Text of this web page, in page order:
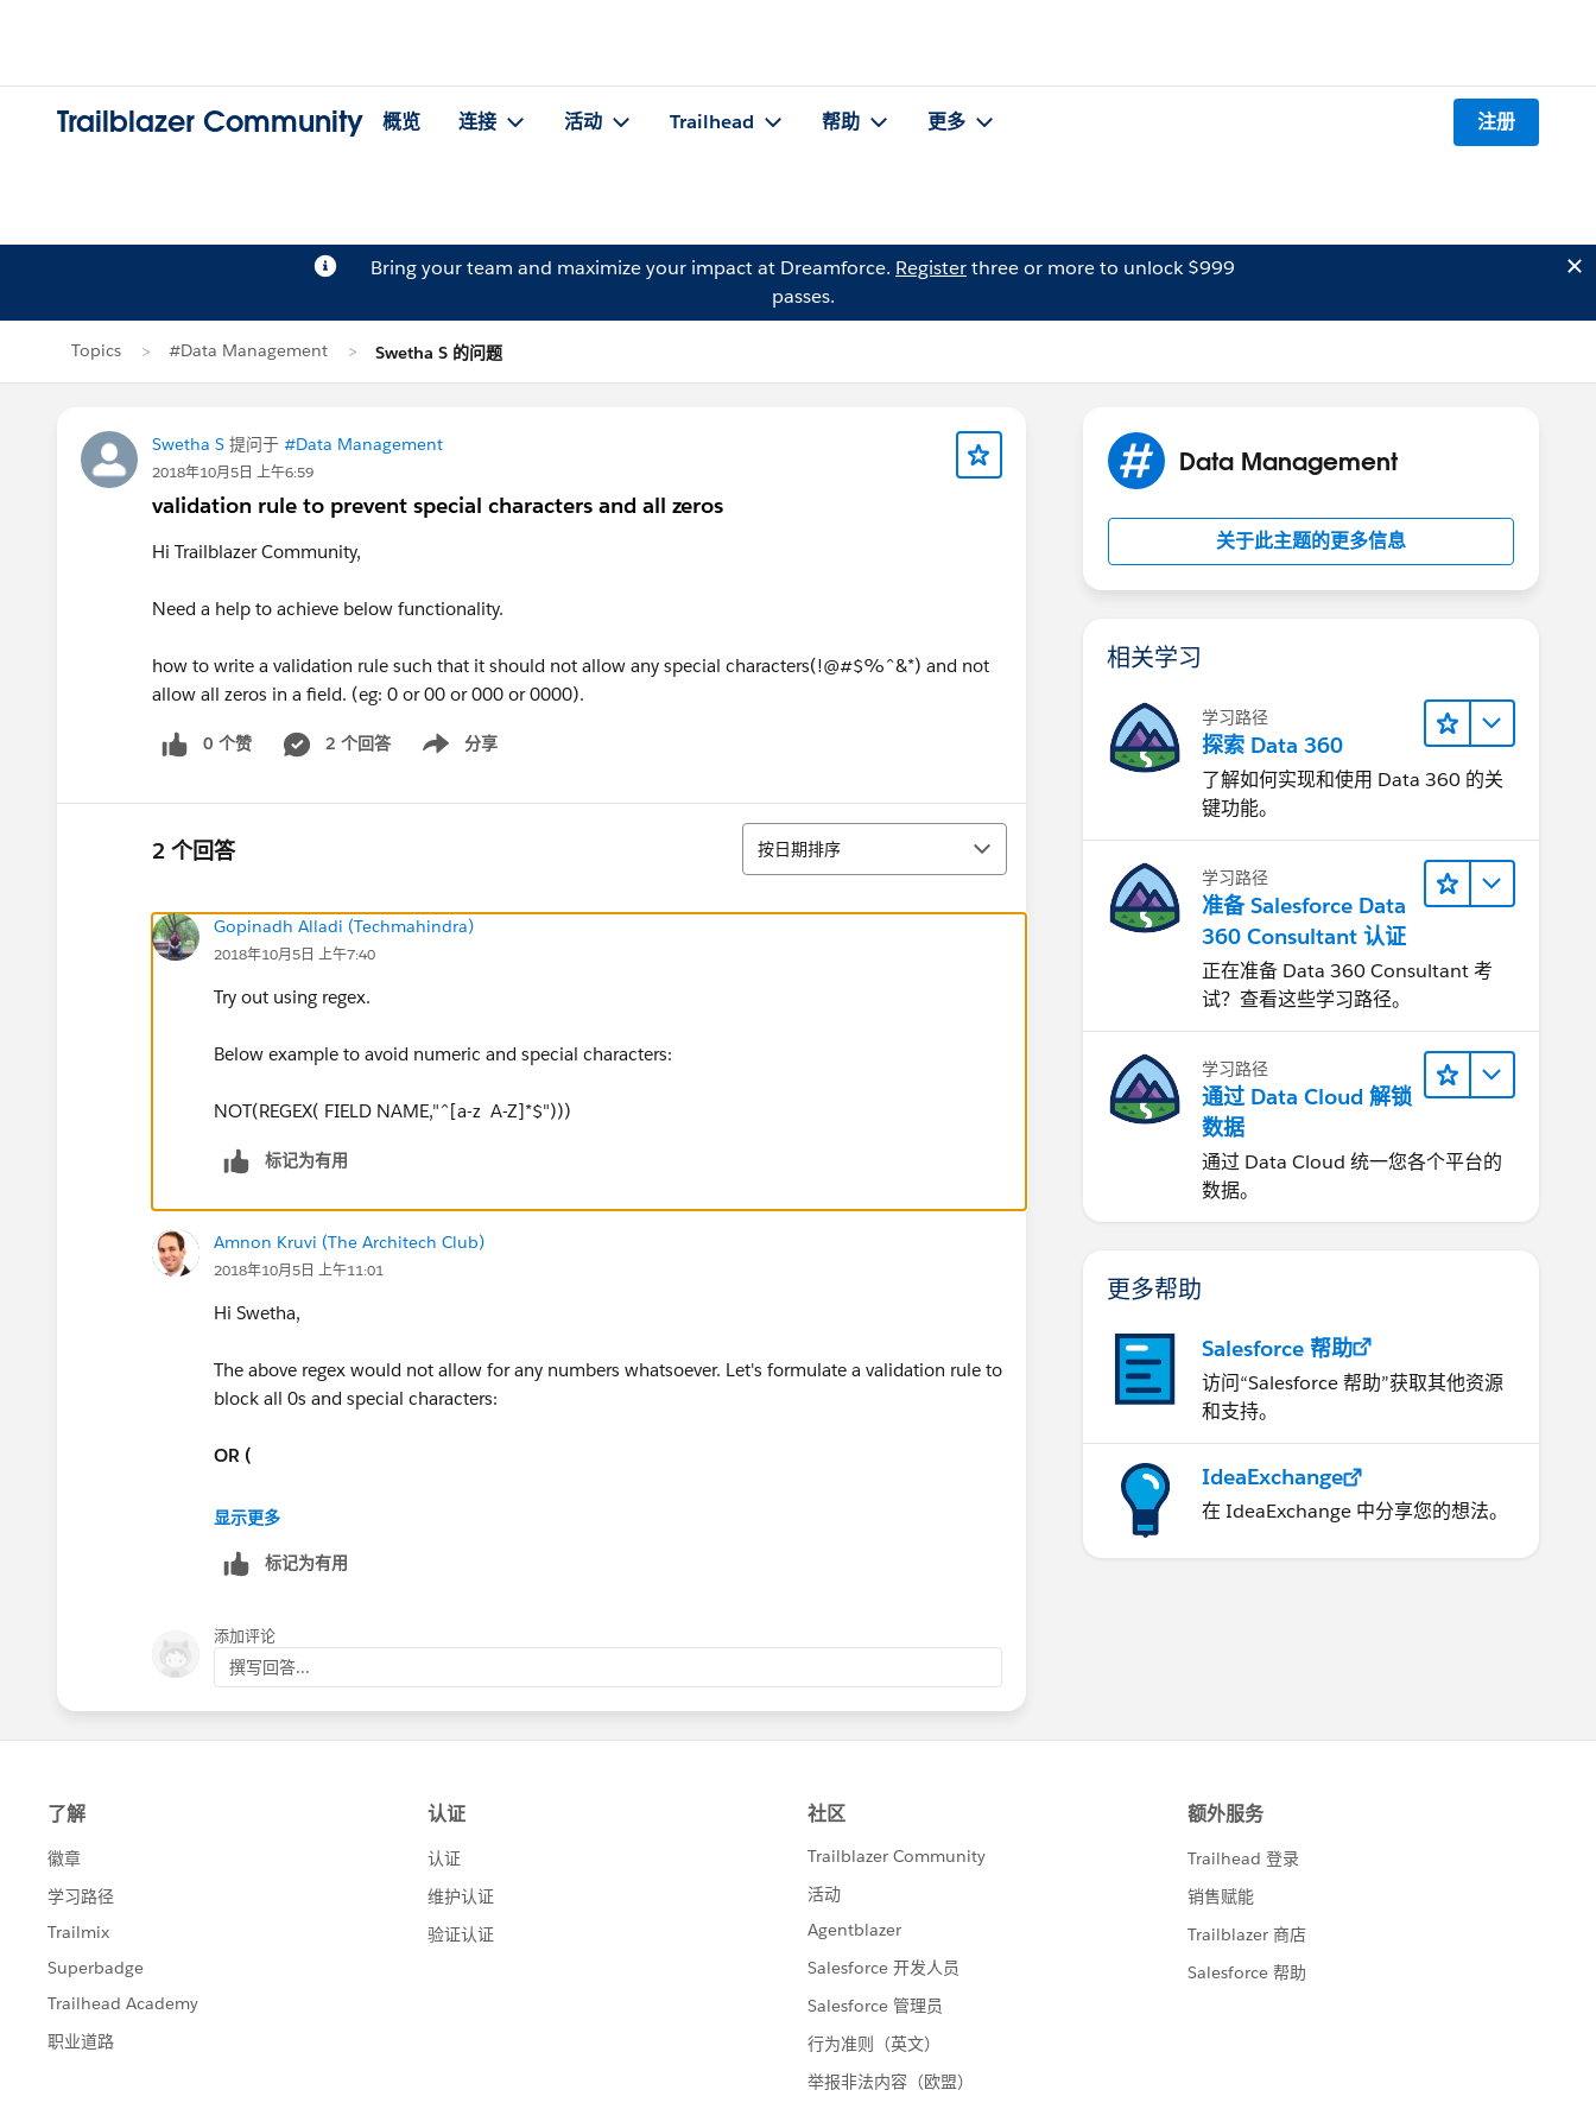
Trailblazer Community 概览 连接 活动 Trailhead 帮助 更多 注册
Bring your team and maximize your impact at Dreamforce. Registerthree or more to unlock $999
passes.
Topics #Data Management Swetha S 的问题
Swetha S 提问于 #Data Management
2018年10月5日 上午6:59
validation rule to prevent special characters and all zeros
Hi Trailblazer Community,
Need a help to achieve below functionality.
how to write a validation rule such that it should not allow any special characters(!@#$%^&*) and not
allow all zeros in a field. (eg: 0 or 00 or 000 or 0000).
0 个赞 2 个回答 分享
Show menu
2 个回答 排序
按日期排序
Gopinadh Alladi (Techmahindra)
2018年10月5日 上午7:40
Try out using regex.
Below example to avoid numeric and special characters:
NOT(REGEX( FIELD NAME,"^[a-z A-Z]*$")))
标记为有用
Amnon Kruvi (The Architech Club)
2018年10月5日 上午11:01
Hi Swetha,
The above regex would not allow for any numbers whatsoever. Let's formulate a validation rule to
block all 0s and special characters:
OR (
NOT REGEX(MyField__c,"^[a-zA-Z0-9]*$")),
REGEX(MyField__c, "^0+$")
)
The following runs two checks. The first one checks that the value is alphanumeric, containing
only letters and digits. The second verifies that the value is not entirely 0s.
显示更多
标记为有用
添加评论
撰写回答...
Data Management
关于此主题的更多信息
相关学习
学习路径
探索 Data 360
了解如何实现和使用 Data 360 的关
键功能。
学习路径
准备 Salesforce Data
360 Consultant 认证
正在准备 Data 360 Consultant 考
试？查看这些学习路径。
学习路径
通过 Data Cloud 解锁
数据
通过 Data Cloud 统一您各个平台的
数据。
更多帮助
Salesforce 帮助
访问“Salesforce 帮助”获取其他资源
和支持。
IdeaExchange
在 IdeaExchange 中分享您的想法。